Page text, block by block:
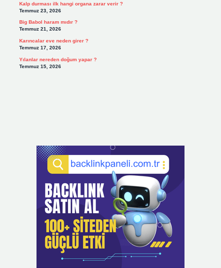
Kalp durması ilk hangi organa zarar verir ?
Temmuz 23, 2026
Big Babol haram mıdır ?
Temmuz 21, 2026
Karıncalar eve neden girer ?
Temmuz 17, 2026
Yılanlar nereden doğum yapar ?
Temmuz 15, 2026